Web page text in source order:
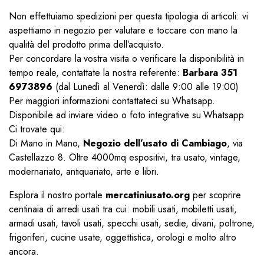
Non effettuiamo spedizioni per questa tipologia di articoli: vi
aspettiamo in negozio per valutare e toccare con mano la
qualità del prodotto prima dell’acquisto.
Per concordare la vostra visita o verificare la disponibilità in
tempo reale, contattate la nostra referente: Barbara 351
6973896 (dal Lunedì al Venerdì: dalle 9:00 alle 19:00)
Per maggiori informazioni contattateci su Whatsapp.
Disponibile ad inviare video o foto integrative su Whatsapp
Ci trovate qui:
Di Mano in Mano, Negozio dell’usato di Cambiago, via
Castellazzo 8. Oltre 4000mq espositivi, tra usato, vintage,
modernariato, antiquariato, arte e libri.
Esplora il nostro portale mercatiniusato.orgper scoprire
centinaia di arredi usati tra cui: mobili usati, mobiletti usati,
armadi usati, tavoli usati, specchi usati, sedie, divani, poltrone,
frigoriferi, cucine usate, oggettistica, orologi e molto altro
ancora.